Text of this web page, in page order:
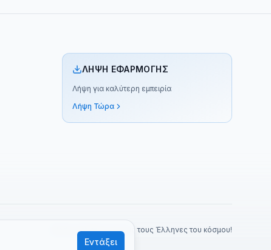
Εντάξει
ΛΉΨΗ ΕΦΑΡΜΟΓΉΣ
Λήψη για καλύτερη εμπειρία
Λήψη Τώρα
Made with ❤️ για όλους τους Έλληνες του κόσμου!